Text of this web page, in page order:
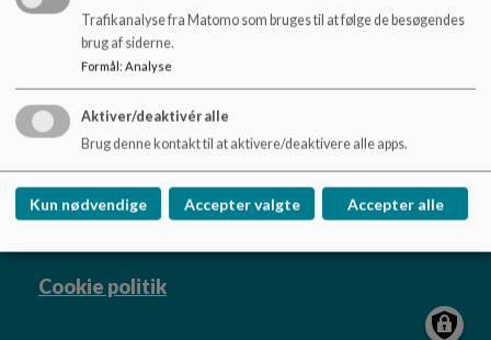
Skovvangskolen
Minervavej 5, 8450 Hammel
skovvangskolen@favrskov.dk
+45 89643650
EAN NR. 5798004493106
Tilgængelighedserklæring
Cookie politik
Trafikanalyse fra Matomo som bruges til at følge de besøgendes
brug af siderne.
Formål: Analyse
Aktiver/deaktivér alle
Brug denne kontakt til at aktivere/deaktivere alle apps.
Kun nødvendige Accepter valgte Accepter alle